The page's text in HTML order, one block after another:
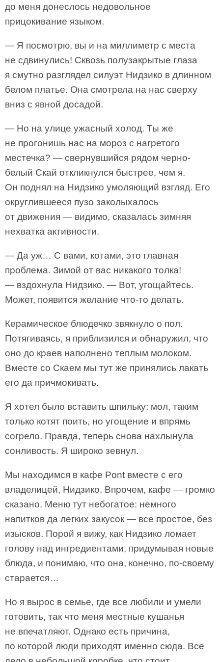
до меня донеслось недовольное
прицокивание языком.
— Я посмотрю, вы и на миллиметр с места
не сдвинулись! Сквозь полузакрытые глаза
я смутно разглядел силуэт Нидзико в длинном
белом платье. Она смотрела на нас сверху
вниз с явной досадой.
— Но на улице ужасный холод. Ты же
не прогонишь нас на мороз с нагретого
местечка? — свернувшийся рядом черно-
белый Скай откликнулся быстрее, чем я.
Он поднял на Нидзико умоляющий взгляд. Его
округлившееся пузо заколыхалось
от движения — видимо, сказалась зимняя
нехватка активности.
— Да уж… С вами, котами, это главная
проблема. Зимой от вас никакого толка!
— вздохнула Нидзико. — Вот, угощайтесь.
Может, появится желание что-то делать.
Керамическое блюдечко звякнуло о пол.
Потягиваясь, я приблизился и обнаружил, что
оно до краев наполнено теплым молоком.
Вместе со Скаем мы тут же принялись лакать
его да причмокивать.
Я хотел было вставить шпильку: мол, таким
только котят поить, но угощение и впрямь
согрело. Правда, теперь снова нахлынула
сонливость. Я широко зевнул.
Мы находимся в кафе Pont вместе с его
владелицей, Нидзико. Впрочем, кафе — громко
сказано. Меню тут небогатое: немного
напитков да легких закусок — все простое, без
изысков. Порой я вижу, как Нидзико ломает
голову над ингредиентами, придумывая новые
блюда, и понимаю, что она, конечно, по-своему
старается…
Но я вырос в семье, где все любили и умели
готовить, так что меня местные кушанья
не впечатляют. Однако есть причина,
по которой люди приходят именно сюда. Все